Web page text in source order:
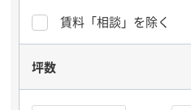
賃料「相談」を除く
坪数